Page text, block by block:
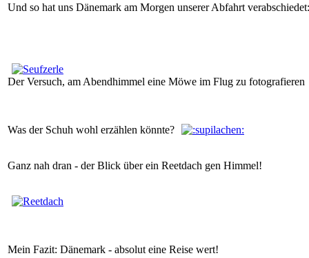
Und so hat uns Dänemark am Morgen unserer Abfahrt verabschiedet:
Der Versuch, am Abendhimmel eine Möwe im Flug zu fotografieren
Was der Schuh wohl erzählen könnte?
Ganz nah dran - der Blick über ein Reetdach gen Himmel!
Mein Fazit: Dänemark - absolut eine Reise wert!